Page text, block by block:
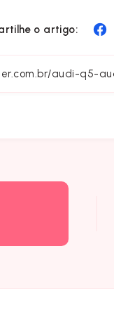
o artigo: